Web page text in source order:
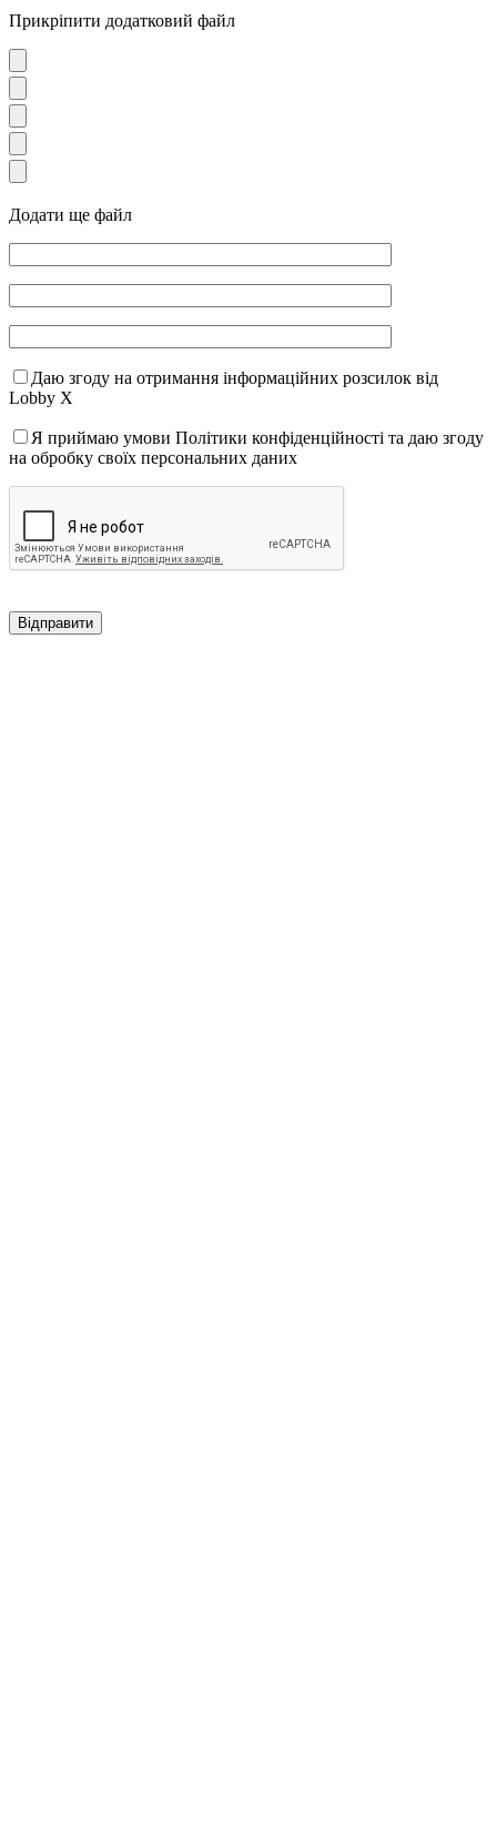
Прикріпити додатковий файл
Додати ще файл
Даю згоду на отримання інформаційних розсилок від
Lobby X
Я приймаю умови Політики конфіденційності та даю згоду
на обробку своїх персональних даних